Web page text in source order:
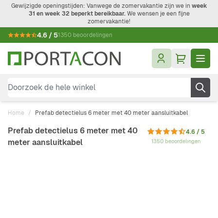
Ga naar de inhoud
Gewijzigde openingstijden: Vanwege de zomervakantie zijn we in week
31 en week 32 beperkt bereikbaar.We wensen je een fijne
zomervakantie!
4.6 / 51350 beoordelingen
Doorzoek de hele winkel
Home / Prefab detectielus 6 meter met 40 meter aansluitkabel
Prefab detectielus 6 meter met 40
meter aansluitkabel
4.6 / 5
1350 beoordelingen